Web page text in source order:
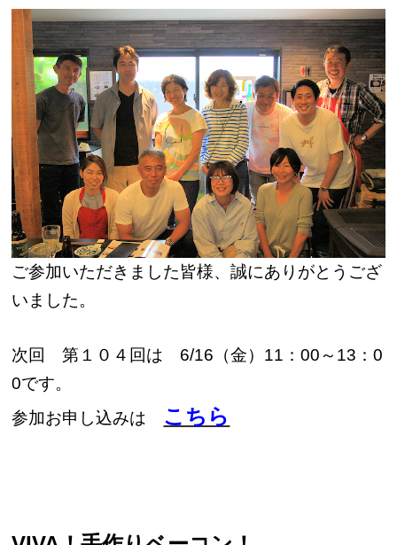
ご参加いただきました皆様、誠にありがとうござ
いました。
次回 第１０４回は 6/16（金）11：00～13：0
0です。
参加お申し込みは こちら